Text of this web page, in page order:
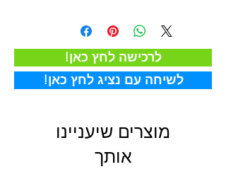
!לרכישה לחץ כאן
!לשיחה עם נציג לחץ כאן
מוצרים שיעניינו
אותך